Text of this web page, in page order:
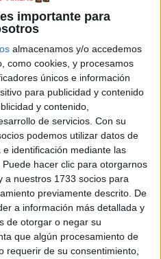
importante para
almacenamos y/o accedemos
como cookies, y procesamos
únicos e información
para publicidad y contenido
y contenido,
de servicios. Con su
podemos utilizar datos de
identificación mediante las
hacer clic para otorgarnos
a nuestros 1733 socios para
previamente descrito. De
a información más detallada y
de otorgar o negar su
que algún procesamiento de
requerir de su consentimiento,
de verano